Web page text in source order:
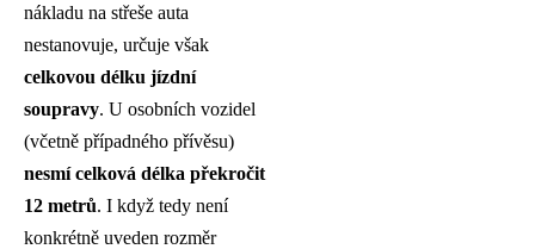
nákladu na střeše auta
nestanovuje, určuje však
celkovou délku jízdní
soupravy. U osobních vozidel
(včetně případného přívěsu)
nesmí celková délka překročit
12 metrů. I když tedy není
konkrétně uveden rozměr